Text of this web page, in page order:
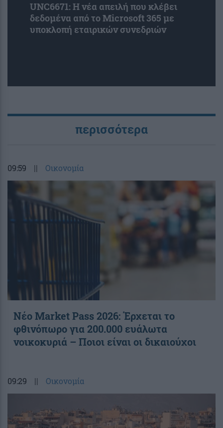
UNC6671: Η νέα απειλή που κλέβει
δεδομένα από το Microsoft 365 με
υποκλοπή εταιρικών συνεδριών
περισσότερα
09:59 || Οικονομία
Νέο Market Pass 2026: Έρχεται το
φθινόπωρο για 200.000 ευάλωτα
νοικοκυριά – Ποιοι είναι οι δικαιούχοι
09:29 || Οικονομία